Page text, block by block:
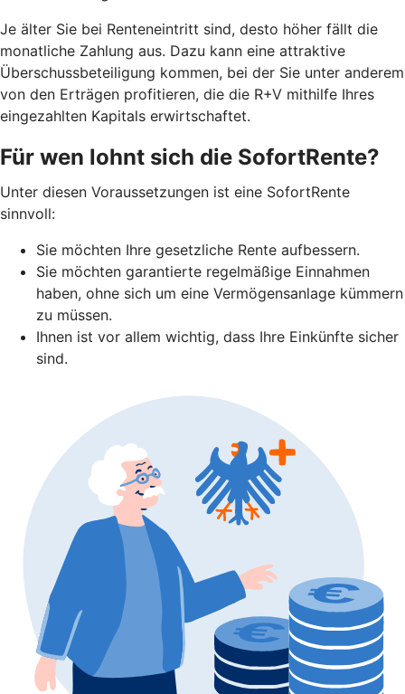
Je älter Sie bei Renteneintritt sind, desto höher fällt die
monatliche Zahlung aus. Dazu kann eine attraktive
Überschussbeteiligung kommen, bei der Sie unter anderem
von den Erträgen profitieren, die die R+V mithilfe Ihres
eingezahlten Kapitals erwirtschaftet.
Für wen lohnt sich die SofortRente?
Unter diesen Voraussetzungen ist eine SofortRente
sinnvoll:
Sie möchten Ihre gesetzliche Rente aufbessern.
Sie möchten garantierte regelmäßige Einnahmen
haben, ohne sich um eine Vermögensanlage kümmern
zu müssen.
Ihnen ist vor allem wichtig, dass Ihre Einkünfte sicher
sind.